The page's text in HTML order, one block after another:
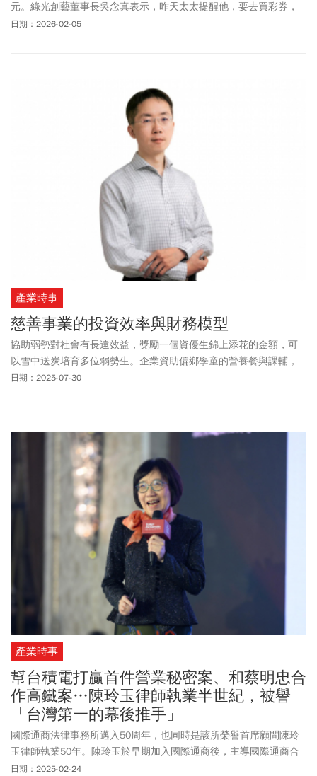
元。綠光創藝董事長吳念真表示，昨天太太提醒他，要去買彩券，
「她以前沒興趣，看了《人間條件8》才知道我會買彩券。」他臨時
太這1~2天告訴我，你中了錢要讓兒子領，不然變遺產會很麻煩；她
日期：2026-02-05
產業時事
慈善事業的投資效率與財務模型
協助弱勢對社會有長遠效益，獎勵一個資優生錦上添花的金額，可
以雪中送炭培育多位弱勢生。企業資助偏鄉學童的營養餐與課輔，
能避免其誤入歧途，留在教育體系的學生愈多，社會的正現金流愈
日期：2025-07-30
產業時事
幫台積電打贏首件營業秘密案、和蔡明忠合
作高鐵案…陳玲玉律師執業半世紀，被譽
「台灣第一的幕後推手」
國際通商法律事務所邁入50周年，也同時是該所榮譽首席顧問陳玲
玉律師執業50年。陳玲玉於早期加入國際通商後，主導國際通商合
併第一聯合法律事務所，成為台灣史上第一件律師事務所的合併
日期：2025-02-24